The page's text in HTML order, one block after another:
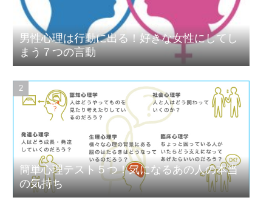
男性心理は行動に出る！好きな女性にしてし
まう７つの言動
簡単心理テスト５つ！気になるあの人の本当
の気持ち